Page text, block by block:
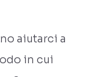
aiutarci a
in cui